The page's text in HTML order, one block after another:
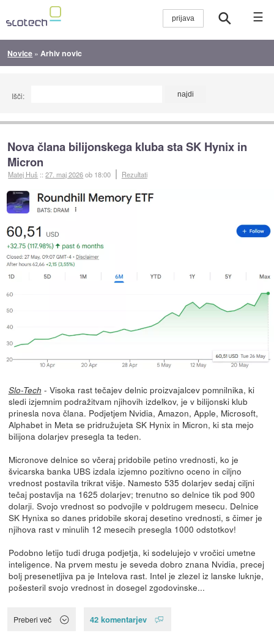
☰
Novice » Arhiv novic
Išči:
Nova člana bilijonskega kluba sta SK Hynix in
Micron
Matej Huš ::27. maj 2026ob 18:00 Rezultati
Slo-Tech - Visoka rast tečajev delnic proizvajalcev pomnilnika, ki
sledi izjemnim podražitvam njihovih izdelkov, je v bilijonski klub
prinesla nova člana. Podjetjem Nvidia, Amazon, Apple, Microsoft,
Alphabet in Meta se pridružujeta SK Hynix in Micron, ki sta mejo
bilijona dolarjev presegla ta teden.
Micronove delnice so včeraj pridobile petino vrednosti, ko je
švicarska banka UBS izdala izjemno pozitivno oceno in ciljno
vrednost postavila trikrat višje. Namesto 535 dolarjev sedaj ciljni
tečaj postavlja na 1625 dolarjev; trenutno so delnice tik pod 900
dolarji. Svojo vrednost so podvojile v poldrugem mesecu. Delnice
SK Hynixa so danes pridobile skoraj desetino vrednosti, s čimer je
njihova rast v minulih 12 mesecih presegla 1000 odstotkov!
Podobno letijo tudi druga podjetja, ki sodelujejo v vročici umetne
inteligence. Na prvem mestu je seveda dobro znana Nvidia, precej
bolj presenetljiva pa je Intelova rast. Intel je zlezel iz lanske luknje,
pošesteril svojo vrednost in dosegel zgodovinske...
Preberi več 42 komentarjev